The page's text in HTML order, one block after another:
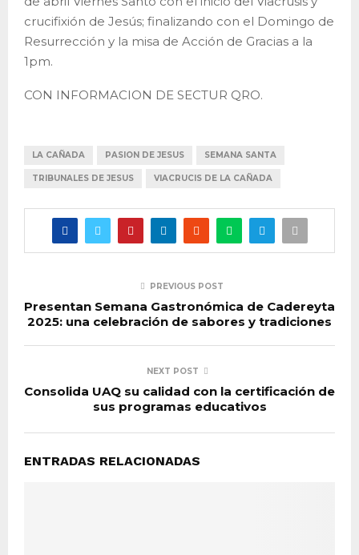
crucifixión de Jesús; finalizando con el Domingo de
Resurrección y la misa de Acción de Gracias a la
1pm.
CON INFORMACION DE SECTUR QRO.
LA CAÑADA PASION DE JESUS SEMANA SANTA
TRIBUNALES DE JESUS VIACRUCIS DE LA CAÑADA
PREVIOUS POST
Presentan Semana Gastronómica de Cadereyta
2025: una celebración de sabores y tradiciones
NEXT POST
Consolida UAQ su calidad con la certificación de
sus programas educativos
ENTRADAS RELACIONADAS